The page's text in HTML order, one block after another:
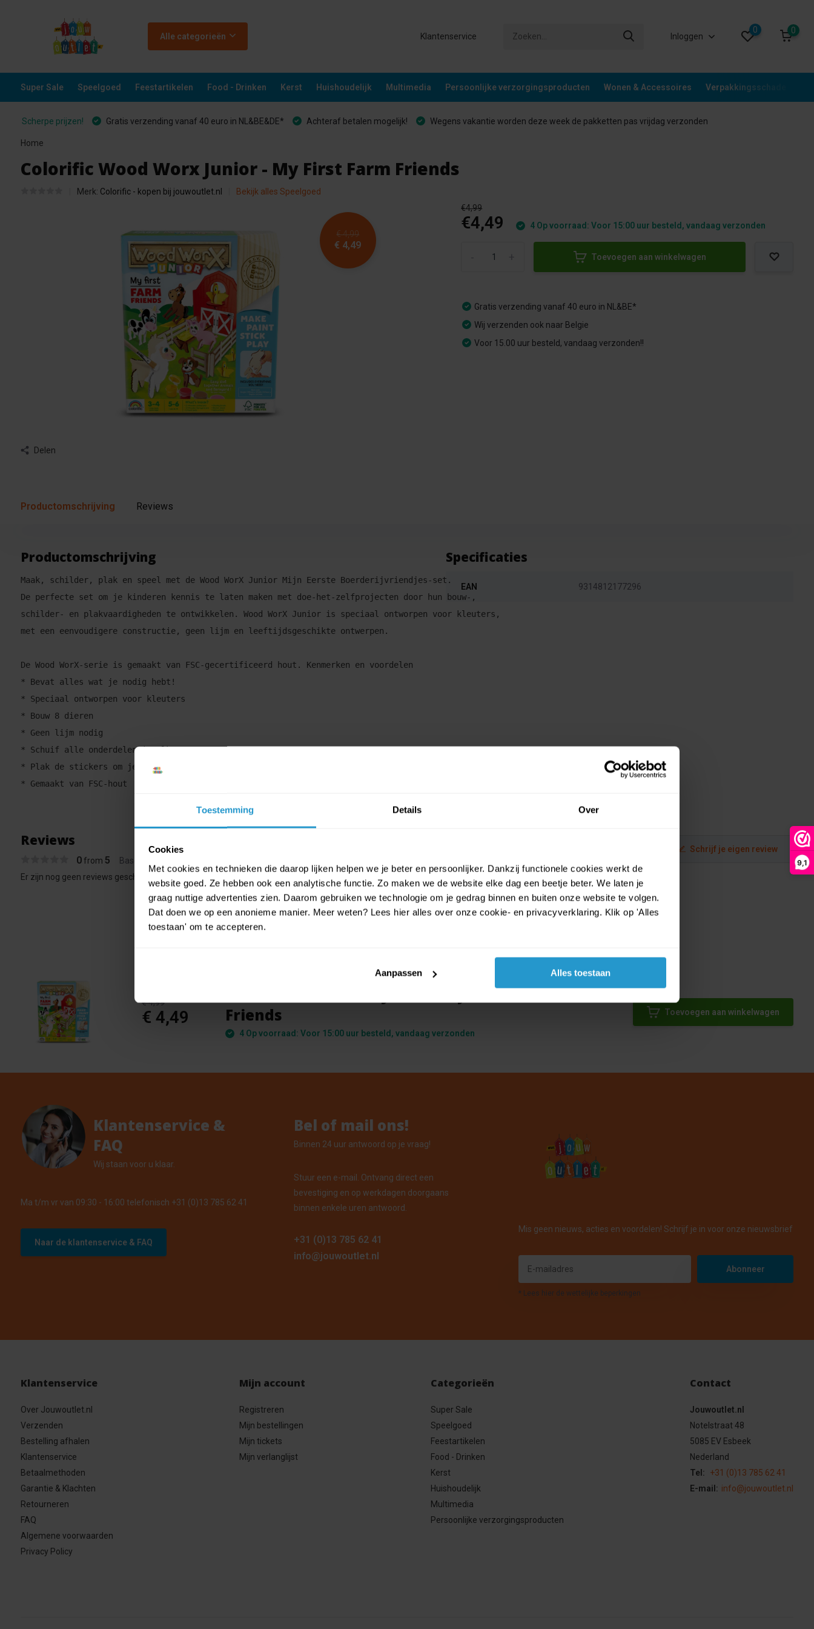
Toestemming Details Over
Cookies
Met cookies en technieken die daarop lijken helpen we je beter en persoonlijker. Dankzij functionele cookies werkt de
website goed. Ze hebben ook een analytische functie. Zo maken we de website elke dag een beetje beter. We laten je
graag nuttige advertenties zien. Daarom gebruiken we technologie om je gedrag binnen en buiten onze website te volgen.
Dat doen we op een anonieme manier. Meer weten? Lees hier alles over onze cookie- en privacyverklaring. Klik op 'Alles
toestaan' om te accepteren.
Aanpassen Alles toestaan
9,1
Alle categorieën Klantenservice Inloggen
0 0
Super Sale Speelgoed Feestartikelen Food - Drinken Kerst Huishoudelijk Multimedia Persoonlijke verzorgingsproducten Wonen & Accessoires Verpakkingsschade
Scherpe prijzen! Gratis verzending vanaf 40 euro in NL&BE&DE* Achteraf betalen mogelijk! Wegens vakantie worden deze week de pakketten pas vrijdag verzonden
Home
Colorific Wood Worx Junior - My First Farm Friends
Merk: Colorific - kopen bij jouwoutlet.nl Bekijk alles Speelgoed
€ 4,99
€ 4,49
Delen
€4,99
€4,49 4 Op voorraad: Voor 15:00 uur besteld, vandaag verzonden
Toevoegen aan winkelwagen
Gratis verzending vanaf 40 euro in NL&BE*
Wij verzenden ook naar Belgie
Voor 15.00 uur besteld, vandaag verzonden!!
Productomschrijving Reviews
Productomschrijving
Maak, schilder, plak en speel met de Wood WorX Junior Mijn Eerste Boerderijvriendjes-set.
De perfecte set om je kinderen kennis te laten maken met doe-het-zelfprojecten door hun bouw-,
schilder- en plakvaardigheden te ontwikkelen. Wood WorX Junior is speciaal ontworpen voor kleuters,
met een eenvoudigere constructie, geen lijm en leeftijdsgeschikte ontwerpen.
De Wood WorX-serie is gemaakt van FSC-gecertificeerd hout. Kenmerken en voordelen
* Bevat alles wat je nodig hebt!
* Speciaal ontworpen voor kleuters
* Bouw 8 dieren
* Geen lijm nodig
* Schuif alle onderdelen in elkaar
* Plak de stickers om je boerderij tot leven te brengen
* Gemaakt van FSC-hout
Specificaties
EAN 9314812177296
Reviews
0from 5 Based on 0 reviews
Schrijf je eigen review
Er zijn nog geen reviews geschreven over dit product..
€ 4,99
€ 4,49
Colorific Wood Worx Junior - My First Farm
Friends
4 Op voorraad: Voor 15:00 uur besteld, vandaag verzonden
Toevoegen aan winkelwagen
Klantenservice &
FAQ
Wij staan voor u klaar.
Ma t/m vr van 09:30 - 16:00 telefonisch +31 (0)13 785 62 41
Naar de klantenservice & FAQ
Bel of mail ons!
Binnen 24 uur antwoord op je vraag!
Stuur een e-mail. Ontvang direct een
bevestiging en op werkdagen doorgaans
binnen enkele uren antwoord.
+31 (0)13 785 62 41
info@jouwoutlet.nl
Mis geen nieuws, acties en voordelen! Schrijf je in voor onze nieuwsbrief
Abonneer
* Lees hier de wettelijke beperkingen
Klantenservice
Over Jouwoutlet.nl
Verzenden
Bestelling afhalen
Klantenservice
Betaalmethoden
Garantie & Klachten
Retourneren
FAQ
Algemene voorwaarden
Privacy Policy
Mijn account
Registreren
Mijn bestellingen
Mijn tickets
Mijn verlanglijst
Categorieën
Super Sale
Speelgoed
Feestartikelen
Food - Drinken
Kerst
Huishoudelijk
Multimedia
Persoonlijke verzorgingsproducten
Contact
Jouwoutlet.nl
Notelstraat 48
5085 EV Esbeek
Nederland
Tel:
+31 (0)13 785 62 41
E-mail: info@jouwoutlet.nl